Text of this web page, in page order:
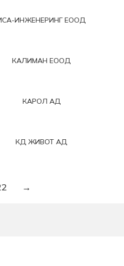
ИНЖЕНЕРИНГ EООД
КАЛИМАН ЕООД
КАРОЛ АД
КД ЖИВОТ АД
→